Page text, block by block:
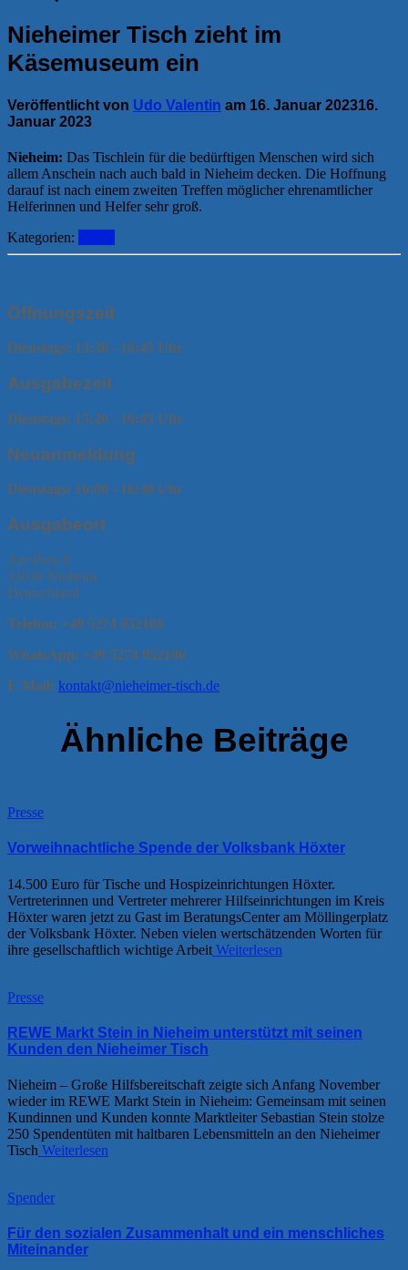
Nieheimer Tisch zieht im
Käsemuseum ein
Veröffentlicht von Udo Valentin am 16. Januar 202316.
Januar 2023
Nieheim: Das Tischlein für die bedürftigen Menschen wird sich
allem Anschein nach auch bald in Nieheim decken. Die Hoffnung
darauf ist nach einem zweiten Treffen möglicher ehrenamtlicher
Helferinnen und Helfer sehr groß.
Kategorien:
Öffnungszeit
Dienstags: 13:30 - 16:45 Uhr
Ausgabezeit
Dienstags: 15:20 - 16:45 Uhr
Neuanmeldung
Dienstags: 16:00 - 16:30 Uhr
Ausgabeort
Am Park 8
33039 Nieheim
Deutschland
Telefon: +49 5274 952186
WhatsApp: +49 5274 952186
E-Mail: kontakt@nieheimer-tisch.de
Ähnliche Beiträge
Presse
Vorweihnachtliche Spende der Volksbank Höxter
14.500 Euro für Tische und Hospizeinrichtungen Höxter.
Vertreterinnen und Vertreter mehrerer Hilfseinrichtungen im Kreis
Höxter waren jetzt zu Gast im BeratungsCenter am Möllingerplatz
der Volksbank Höxter. Neben vielen wertschätzenden Worten für
ihre gesellschaftlich wichtige Arbeit Weiterlesen
Presse
REWE Markt Stein in Nieheim unterstützt mit seinen
Kunden den Nieheimer Tisch
Nieheim – Große Hilfsbereitschaft zeigte sich Anfang November
wieder im REWE Markt Stein in Nieheim: Gemeinsam mit seinen
Kundinnen und Kunden konnte Marktleiter Sebastian Stein stolze
250 Spendentüten mit haltbaren Lebensmitteln an den Nieheimer
Tisch Weiterlesen
Spender
Für den sozialen Zusammenhalt und ein menschliches
Miteinander